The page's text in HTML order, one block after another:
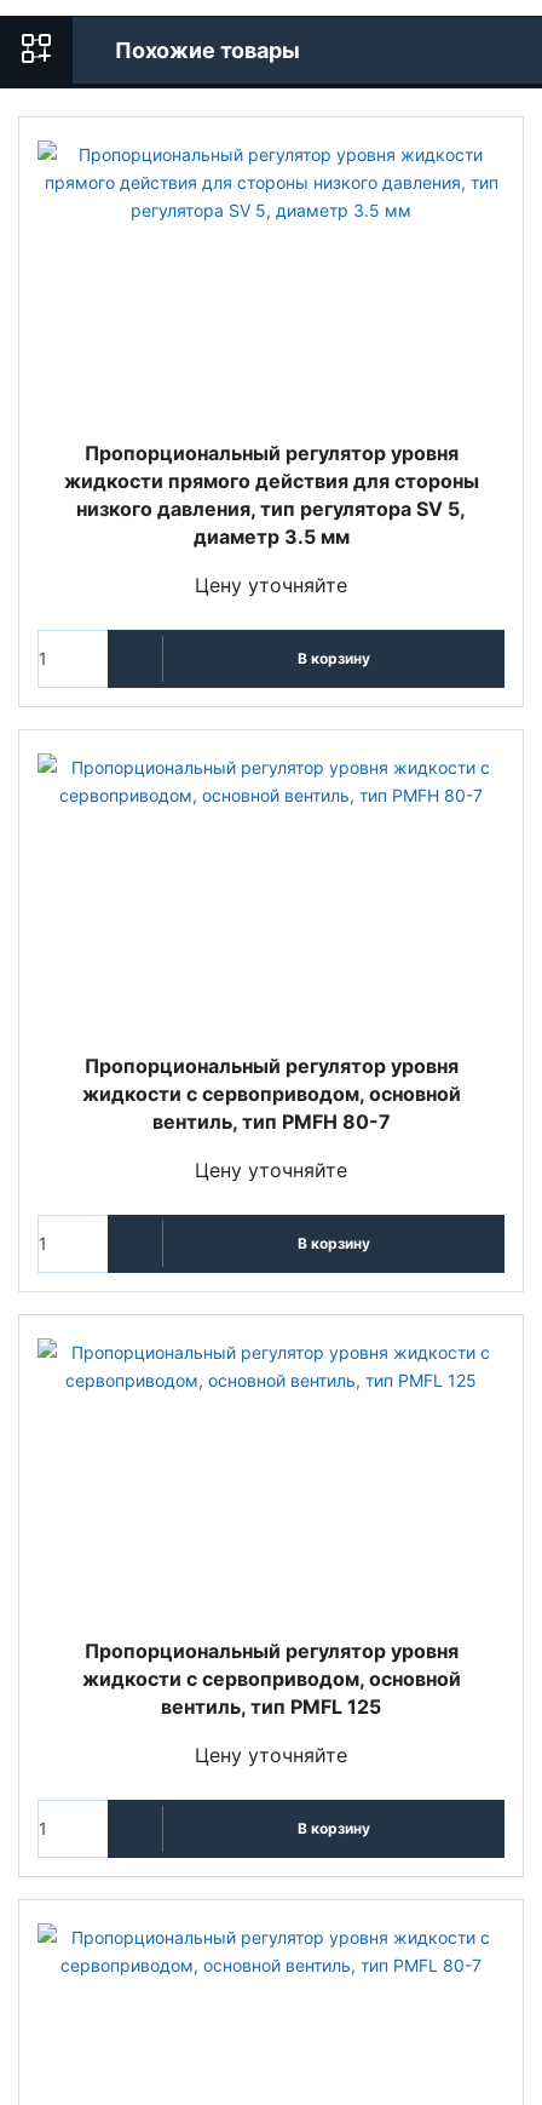
Похожие товары
Пропорциональный регулятор уровня
жидкости прямого действия для стороны
низкого давления, тип регулятора SV 5,
диаметр 3.5 мм
Цену уточняйте
В корзину
Пропорциональный регулятор уровня
жидкости с сервоприводом, основной
вентиль, тип PMFH 80-7
Цену уточняйте
В корзину
Пропорциональный регулятор уровня
жидкости с сервоприводом, основной
вентиль, тип PMFL 125
Цену уточняйте
В корзину